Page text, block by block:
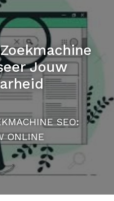
Jouw
SEO:
ONLINE